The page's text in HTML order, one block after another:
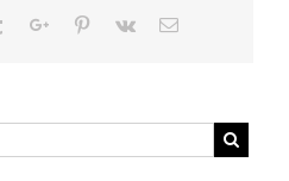
TumblrGoogle+Pinterest
Vk Email